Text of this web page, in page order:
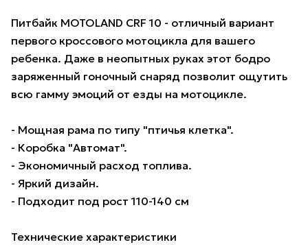
Питбайк MOTOLAND CRF 10 - отличный вариант
первого кроссового мотоцикла для вашего
ребенка. Даже в неопытных руках этот бодро
заряженный гоночный снаряд позволит ощутить
всю гамму эмоций от езды на мотоцикле.
- Мощная рама по типу "птичья клетка".
- Коробка "Автомат".
- Экономичный расход топлива.
- Яркий дизайн.
- Подходит под рост 110-140 см
Технические характеристики